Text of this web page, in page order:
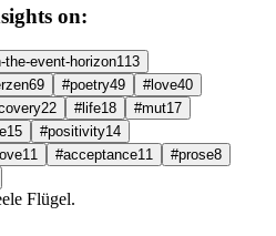
on:
the-event-horizon113
69 #poetry49 #love40
22 #life18 #mut17
15 #positivity14
11 #acceptance11 #prose8